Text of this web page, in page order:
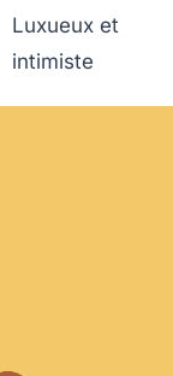
Luxueux et
intimiste